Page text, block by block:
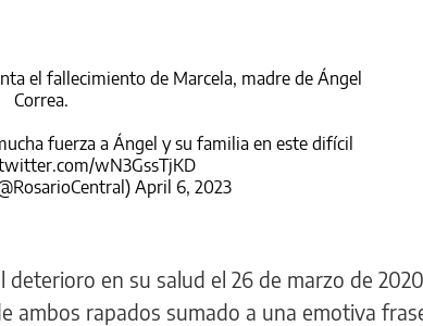
el fallecimiento de Marcela, madre de Ángel
Correa.
fuerza a Ángel y su familia en este difícil
wN3GssTjKD
April 6, 2023
en su salud el 26 de marzo de
ambos rapados sumado a una emotiva